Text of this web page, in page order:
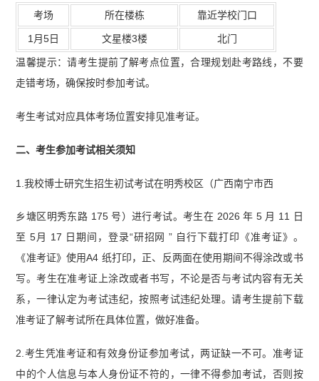
考场 所在楼栋 靠近学校门口
1月5日 文星楼3楼 北门
温馨提示：请考生提前了解考点位置，合理规划赴考路线，不要
走错考场，确保按时参加考试。
考生考试对应具体考场位置安排见准考证。
二、考生参加考试相关须知
1.我校博士研究生招生初试考试在明秀校区（广西南宁市西
乡塘区明秀东路 175 号）进行考试。考生在 2026 年 5 月 11 日
至 5月 17 日期间，登录“研招网 ” 自行下载打印《准考证》。
《准考证》使用A4 纸打印，正、反两面在使用期间不得涂改或书
写。考生在准考证上涂改或者书写，不论是否与考试内容有无关
系，一律认定为考试违纪，按照考试违纪处理。请考生提前下载
准考证了解考试所在具体位置，做好准备。
2.考生凭准考证和有效身份证参加考试，两证缺一不可。准考证
中的个人信息与本人身份证不符的，一律不得参加考试，否则按